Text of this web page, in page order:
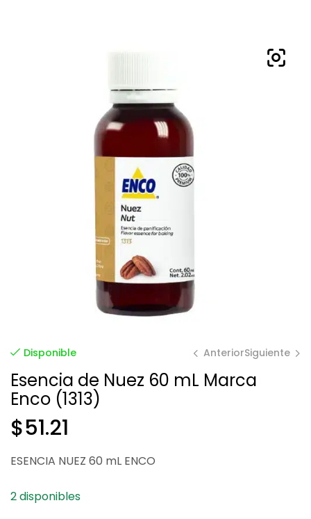
Disponible AnteriorSiguiente
Esencia de Nuez 60 mL Marca
Enco (1313)
$51.21
ESENCIA NUEZ 60 mL ENCO
2 disponibles